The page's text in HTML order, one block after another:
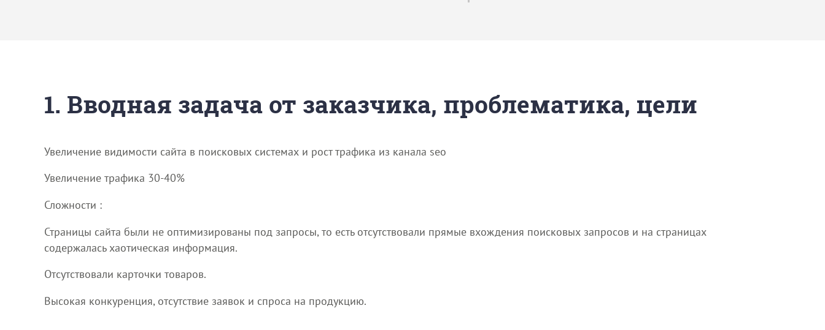
1. Вводная задача от заказчика, проблематика, цели
Увеличение видимости сайта в поисковых системах и рост трафика из канала seo
Увеличение трафика 30-40%
Сложности :
Страницы сайта были не оптимизированы под запросы, то есть отсутствовали прямые вхождения поисковых запросов и на страницах
содержалась хаотическая информация.
Отсутствовали карточки товаров.
Высокая конкуренция, отсутствие заявок и спроса на продукцию.